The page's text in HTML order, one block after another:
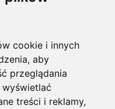
cookie i innych
aby
przeglądania
wyświetlać
treści i reklamy,